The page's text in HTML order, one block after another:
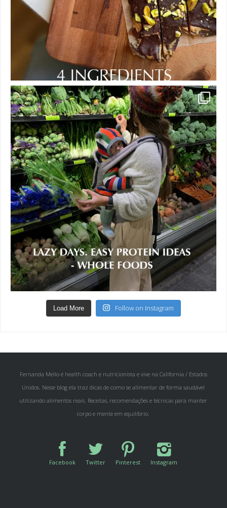
Load More Follow on Instagram
Unidos. Nesse blog ela traz dicas de como se alimentar de forma saudável
utilizando alimentos reais. Receitas, recomendações e técnicas para manter
corpo e mente em equilíbrio.
Facebook Twitter Pinterest Instagram